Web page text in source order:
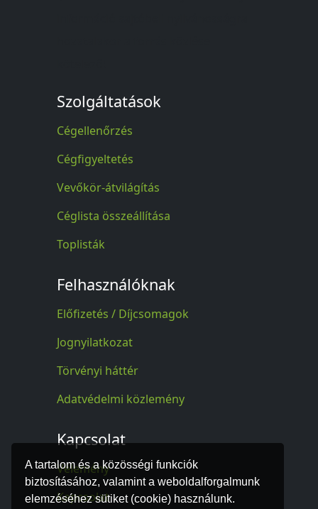
A tartalom és a közösségi funkciók
biztosításához, valamint a weboldalforgalmunk
elemzéséhez sütiket (cookie) használunk.
Szolgáltatások
Cégellenőrzés
Cégfigyeltetés
Vevőkör-átvilágítás
Céglista összeállítása
Toplisták
Felhasználóknak
Előfizetés / Díjcsomagok
Jognyilatkozat
Törvényi háttér
Adatvédelmi közlemény
Kapcsolat
Vélemény
Kapcsolat